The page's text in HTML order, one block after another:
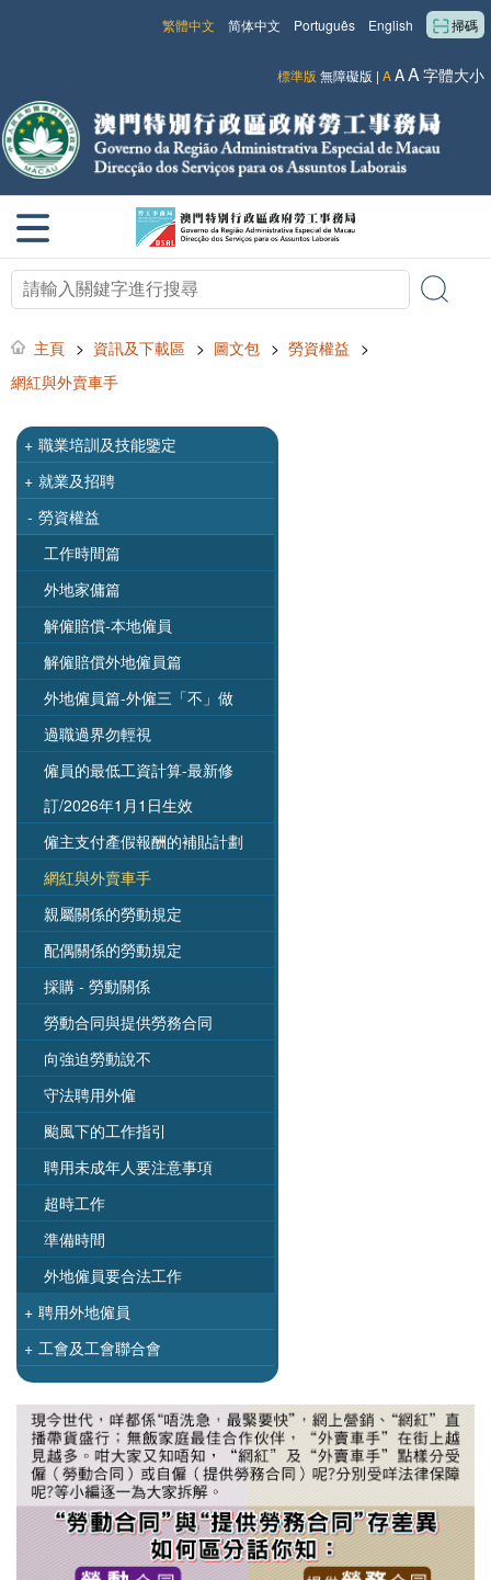
掃碼
English
Português
简体中文
繁體中文
標準版 無障礙版 | AAA字體大小
主頁 > 資訊及下載區 > 圖文包 > 勞資權益 >
網紅與外賣車手
+ 職業培訓及技能鑒定
+ 就業及招聘
- 勞資權益
工作時間篇
外地家傭篇
解僱賠償-本地僱員
解僱賠償外地僱員篇
外地僱員篇-外僱三「不」做
過職過界勿輕視
僱員的最低工資計算-最新修
訂/2026年1月1日生效
僱主支付產假報酬的補貼計劃
網紅與外賣車手
親屬關係的勞動規定
配偶關係的勞動規定
採購 - 勞動關係
勞動合同與提供勞務合同
向強迫勞動說不
守法聘用外僱
颱風下的工作指引
聘用未成年人要注意事項
超時工作
準備時間
外地僱員要合法工作
+ 聘用外地僱員
+ 工會及工會聯合會